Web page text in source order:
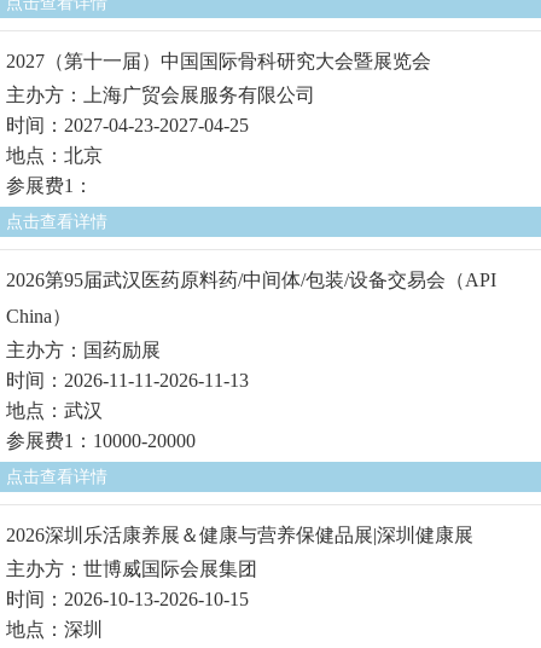
2027（第十一届）中国国际骨科研究大会暨展览会
主办方：上海广贸会展服务有限公司
时间：2027-04-23-2027-04-25
地点：北京
参展费1：
点击查看详情
2026第95届武汉医药原料药/中间体/包装/设备交易会（API
China）
主办方：国药励展
时间：2026-11-11-2026-11-13
地点：武汉
参展费1：10000-20000
点击查看详情
2026深圳乐活康养展＆健康与营养保健品展|深圳健康展
主办方：世博威国际会展集团
时间：2026-10-13-2026-10-15
地点：深圳